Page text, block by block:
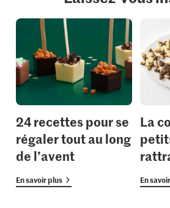
24 recettes pour se
régaler tout au long
de l’avent
En savoir plus
La
En